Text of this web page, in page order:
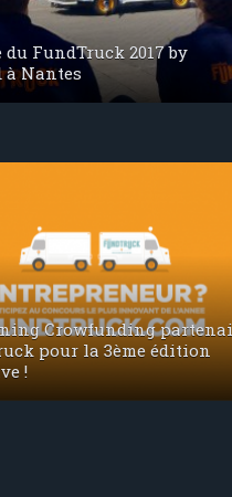
du FundTruck 2017 by
à Nantes
Crowfunding
pour la 3ème édition
!